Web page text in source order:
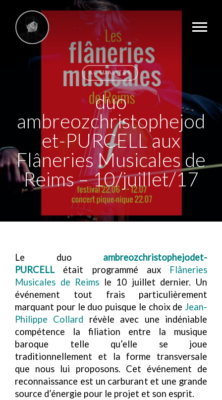
ACTUALITÉS
duo
ambreozchristophejod
et-PURCELL aux
Flâneries Musicales de
Reims – 10/juillet/17
Le duo ambreozchristophejodet-
PURCELLétait programmé aux Flâneries
Musicales de Reims le 10 juillet dernier. Un
événement tout frais particulièrement
marquant pour le duo puisque le choix de Jean-
Philippe Collard révèle avec une indéniable
compétence la filiation entre la musique
baroque telle qu’elle se joue
traditionnellement et la forme transversale
que nous lui proposons. Cet événement de
reconnaissance est un carburant et une grande
source d’énergie pour le projet et son esprit.